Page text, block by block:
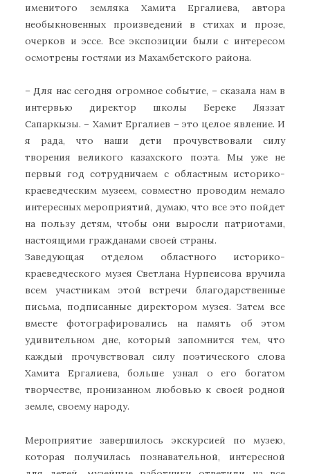
именитого земляка Хамита Ергалиева, автора
необыкновенных произведений в стихах и прозе,
очерков и эссе. Все экспозиции были с интересом
осмотрены гостями из Махамбетского района.
– Для нас сегодня огромное событие, – сказала нам в
интервью директор школы Береке Ляззат
Сапаркызы. – Хамит Ергалиев – это целое явление. И
я рада, что наши дети прочувствовали силу
творения великого казахского поэта. Мы уже не
первый год сотрудничаем с областным историко-
краеведческим музеем, совместно проводим немало
интересных мероприятий, думаю, что все это пойдет
на пользу детям, чтобы они выросли патриотами,
настоящими гражданами своей страны.
Заведующая отделом областного историко-
краеведческого музея Светлана Нурпеисова вручила
всем участникам этой встречи благодарственные
письма, подписанные директором музея. Затем все
вместе фотографировались на память об этом
удивительном дне, который запомнится тем, что
каждый прочувствовал силу поэтического слова
Хамита Ергалиева, больше узнал о его богатом
творчестве, пронизанном любовью к своей родной
земле, своему народу.
Мероприятие завершилось экскурсией по музею,
которая получилась познавательной, интересной